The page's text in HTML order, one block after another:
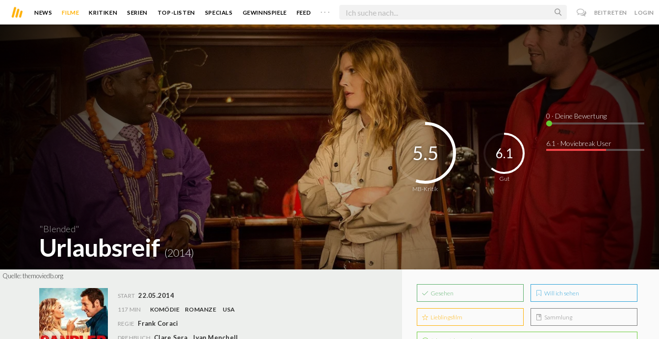
NEWS FILME KRITIKEN SERIEN TOP-LISTEN SPECIALS GEWINNSPIELE FEED . . . BEITRETEN LOGIN
"Blended"
Urlaubsreif(2014)
MB-Kritik
5.5
Gut
6.1
0 · Deine Bewertung
6.1 · Moviebreak User
Quelle:themoviedb.org
START 22.05.2014
117 MIN KOMÖDIE ROMANZE
USA
REGIE Frank Coraci
Clare Sera Ivan Menchell
Gesehen Will ich sehen
Lieblingsfilm Sammlung